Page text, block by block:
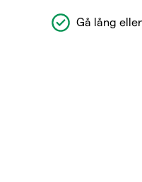
Gå lång